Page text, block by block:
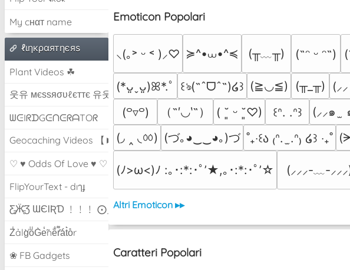
My cнαт name
ℓιηкραятηєяѕ
Plant Videos ☘
웃유 мєѕѕяσυℓєттє 유웃
ᗯᕮIᖇᗪGᕮᑎᕮᖇᗩTOᖇ
Geocaching Videos 【►】
♡ ♥ Odds Of Love ♥ ♡
FlipYourText - dıๅɟ
Ƹ̵̡Ӝ̵̨̄Ʒ ƜЄƖƦƊ ﹗﹗﹗ ⨀_⨀
Z̾ảlg̀͐oͧG̀e̒̃nȅ̐r͌̑á͑t͛o̊r
❀ FB Gadgets
Emoticon Popolari
⸜(｡˃ ᵕ ˂ )⸝♡ ≽^•⩊•^≼ (╥﹏╥) (˶ᵔ ᵕ ᵔ˶)
(*ᴗ͈ˬᴗ͈)ꕤ*.ﾟ ꒰ঌ(˶ˆᗜˆ˵)໒꒱ (≧◡≦) (╥_╥)
(꒪▿꒪)
（˶′◡‵˶） ( ˘͈ ᵕ ˘͈♡) ꒰ᐢ. .ᐢ꒱ (⸝⸝๑
(◞ ‸ ◟ㆀ) (づ｡◕‿‿◕｡)づ ˚₊‧꒰ა ₍ᐢ.  ̫.ᐢ₎ ໒꒱ ‧₊˚
(ﾉ>ω<)ﾉ :｡･:*:･ﾟ’★,｡･:*:･ﾟ’☆ (⸝⸝⸝-﹏-
Altri Emoticon ▸▸
Caratteri Popolari